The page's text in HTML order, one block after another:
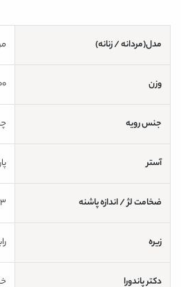
مدل(مردانه / زنانه)
وزن 800 gr
جنس رویه
آستر
ضخامت لژ / اندازه پاشنه
زیره رابر
دکتر پاندورا خیر